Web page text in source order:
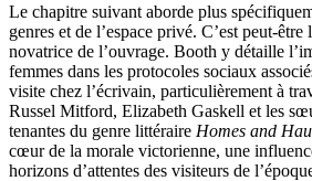
Le chapitre suivant aborde plus
genres et de l’espace privé. C’est peut-
novatrice de l’ouvrage. Booth y détaille
femmes dans les protocoles sociaux
visite chez l’écrivain, particulièrement à
Russel Mitford, Elizabeth Gaskell et les
tenantes du genre littéraire Homes and
cœur de la morale victorienne, une
horizons d’attentes des visiteurs de